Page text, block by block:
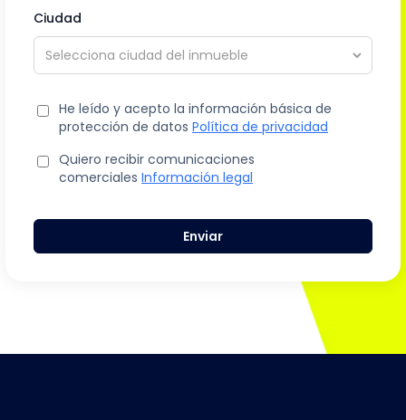
Ciudad
He leído y acepto la información básica de
protección de datos Política de privacidad
Quiero recibir comunicaciones
comerciales Información legal
Enviar